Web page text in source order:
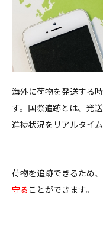
海外に荷物を発送する
す。国際追跡とは、発
進捗状況をリアルタイ
荷物を追跡できるため、
守る ことができます。